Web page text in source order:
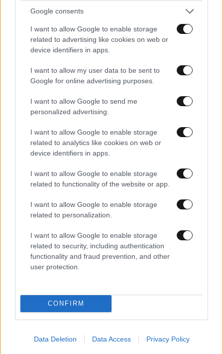
Google consents
I want to allow Google to enable storage
related to advertising like cookies on web or
device identifiers in apps.
I want to allow my user data to be sent to
Google for online advertising purposes.
I want to allow Google to send me
personalized advertising.
I want to allow Google to enable storage
related to analytics like cookies on web or
device identifiers in apps.
I want to allow Google to enable storage
related to functionality of the website or app.
I want to allow Google to enable storage
related to personalization.
I want to allow Google to enable storage
related to security, including authentication
functionality and fraud prevention, and other
user protection.
CONFIRM
Data Deletion Data Access Privacy Policy
Ακολουθήστε τοNEWSBEAST
Google News
ΣΧΌΛΙΑ ΑΝΑΓΝΩΣΤΏΝ